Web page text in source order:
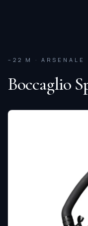
−22 M · ARSENALE
Boccaglio